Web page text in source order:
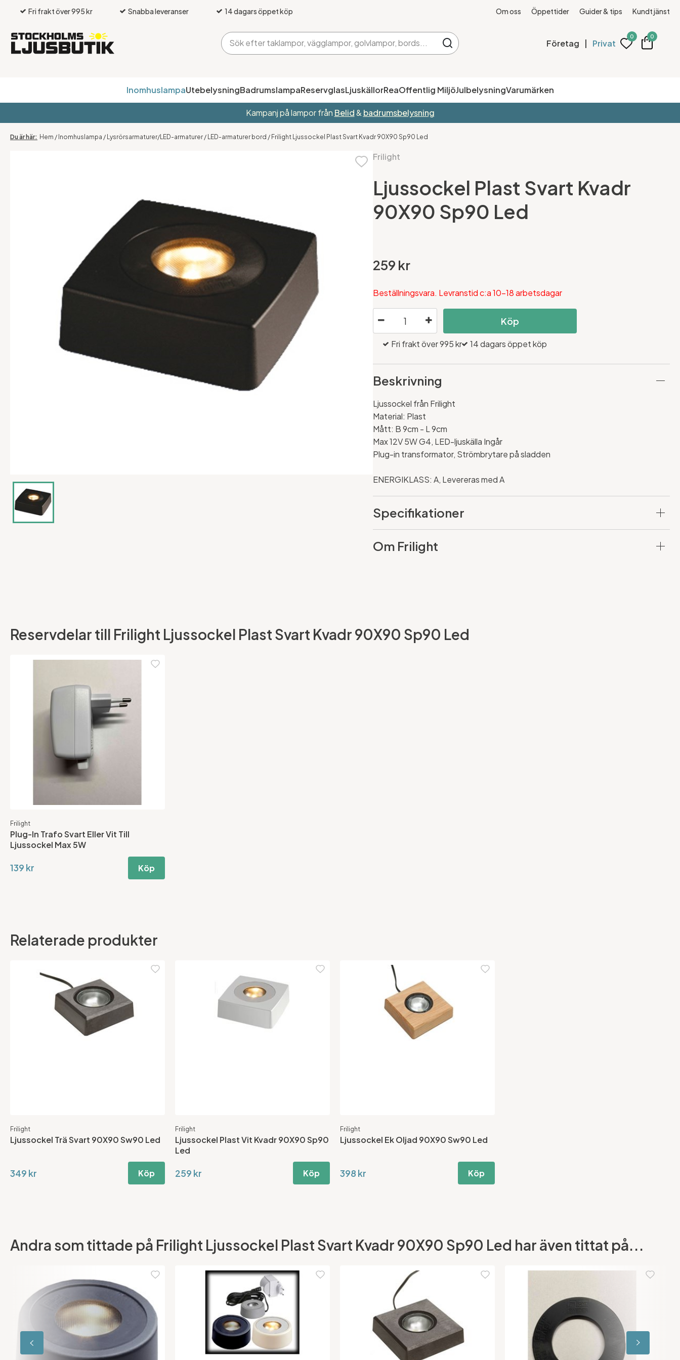
Fri frakt över 995 kr Snabba leveranser 14 dagars öppet köp Om oss Öppettider Guider & tips Kundtjänst
Företag | Privat
0 0
InomhuslampaUtebelysningBadrumslampaReservglasLjuskällorReaOffentlig MiljöJulbelysningVarumärken
Kampanj på lampor från Belid& badrumsbelysning
Hem / Inomhuslampa / Lysrörsarmaturer/LED-armaturer / LED-armaturer bord / Frilight Ljussockel Plast Svart Kvadr 90X90 Sp90 Led
Frilight
Ljussockel Plast Svart Kvadr
90X90 Sp90 Led
259 kr
Beställningsvara. Levranstid c:a 10-18 arbetsdagar
Köp
Fri frakt över 995 kr 14 dagars öppet köp
Beskrivning
Ljussockel från Frilight
Material: Plast
Mått: B 9cm - L 9cm
Max 12V 5W G4, LED-ljuskälla Ingår
Plug-in transformator, Strömbrytare på sladden
ENERGIKLASS: A, Levereras med A
Specifikationer
Om Frilight
Reservdelar till Frilight Ljussockel Plast Svart Kvadr 90X90 Sp90 Led
Frilight
Plug-In Trafo Svart Eller Vit Till
Ljussockel Max 5W
139 kr Köp
Relaterade produkter
Frilight
Ljussockel Trä Svart 90X90 Sw90 Led
349 kr Köp
Frilight
Ljussockel Plast Vit Kvadr 90X90 Sp90
Led
259 kr Köp
Frilight
Ljussockel Ek Oljad 90X90 Sw90 Led
398 kr Köp
Andra som tittade på Frilight Ljussockel Plast Svart Kvadr 90X90 Sp90 Led har även tittat på...